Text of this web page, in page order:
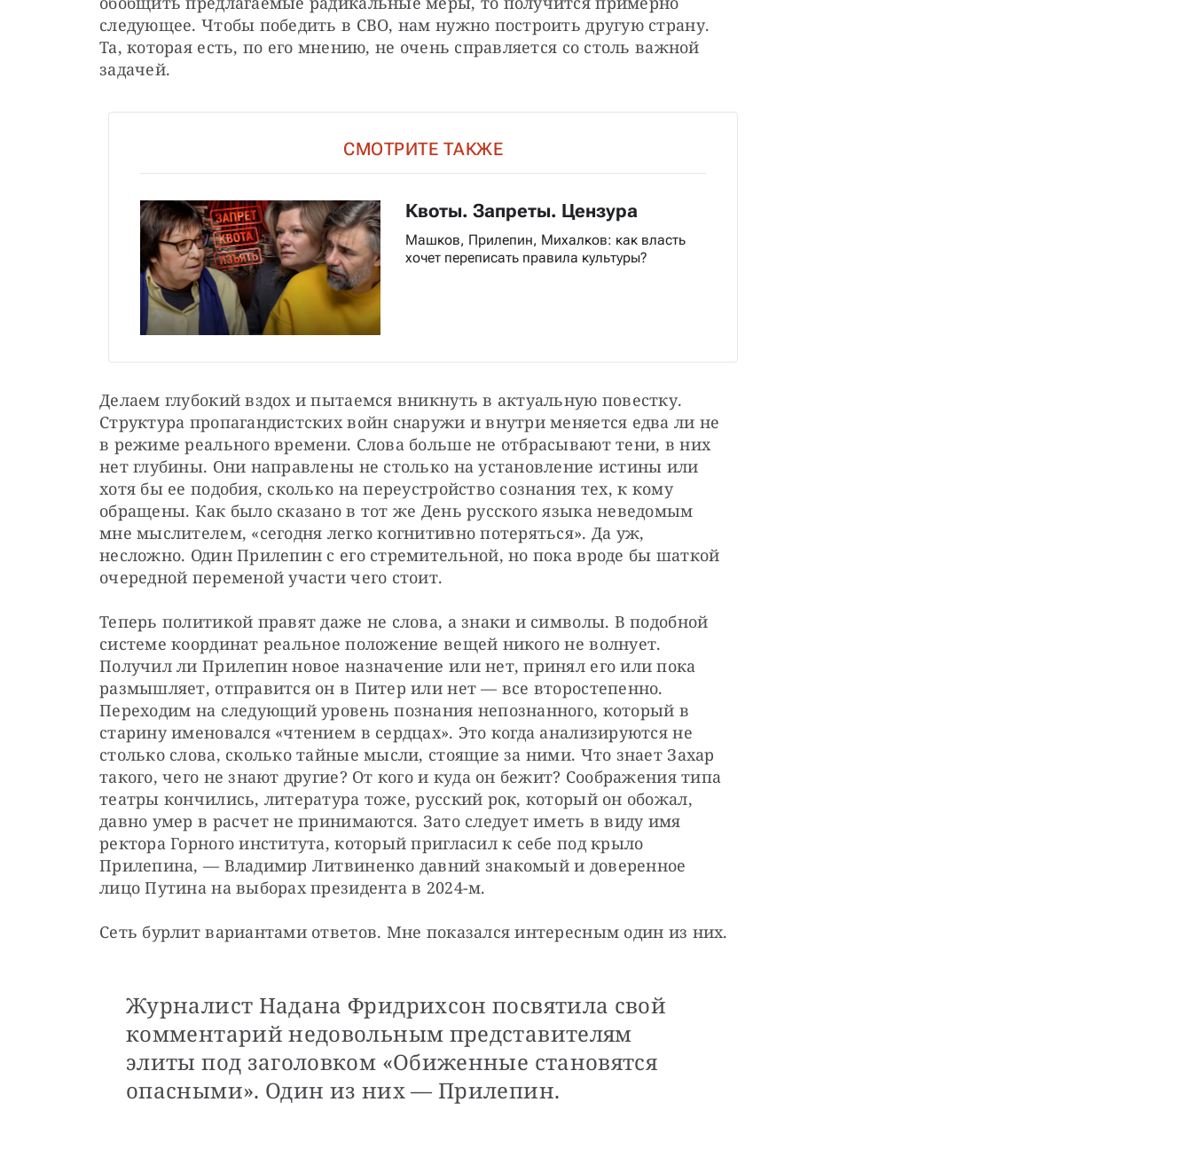
следующее. Чтобы победить в СВО, нам нужно построить другую страну.
Та, которая есть, по его мнению, не очень справляется со столь важной
задачей.
СМОТРИТЕ ТАКЖЕ
Квоты. Запреты. Цензура
Машков, Прилепин, Михалков: как власть
хочет переписать правила культуры?
Делаем глубокий вздох и пытаемся вникнуть в актуальную повестку.
Структура пропагандистских войн снаружи и внутри меняется едва ли не
в режиме реального времени. Слова больше не отбрасывают тени, в них
нет глубины. Они направлены не столько на установление истины или
хотя бы ее подобия, сколько на переустройство сознания тех, к кому
обращены. Как было сказано в тот же День русского языка неведомым
мне мыслителем, «сегодня легко когнитивно потеряться». Да уж,
несложно. Один Прилепин с его стремительной, но пока вроде бы шаткой
очередной переменой участи чего стоит.
Теперь политикой правят даже не слова, а знаки и символы. В подобной
системе координат реальное положение вещей никого не волнует.
Получил ли Прилепин новое назначение или нет, принял его или пока
размышляет, отправится он в Питер или нет — все второстепенно.
Переходим на следующий уровень познания непознанного, который в
старину именовался «чтением в сердцах». Это когда анализируются не
столько слова, сколько тайные мысли, стоящие за ними. Что знает Захар
такого, чего не знают другие? От кого и куда он бежит? Соображения типа
театры кончились, литература тоже, русский рок, который он обожал,
давно умер в расчет не принимаются. Зато следует иметь в виду имя
ректора Горного института, который пригласил к себе под крыло
Прилепина, — Владимир Литвиненко давний знакомый и доверенное
лицо Путина на выборах президента в 2024-м.
Журналист Надана Фридрихсон посвятила свой
комментарий недовольным представителям
элиты под заголовком «Обиженные становятся
опасными». Один из них — Прилепин.